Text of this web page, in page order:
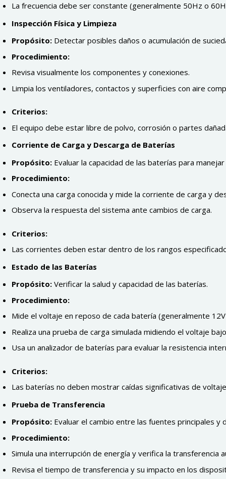
La frecuencia debe ser constante (generalmente 50Hz o
Inspección Física y Limpieza
Propósito:Detectar posibles daños o acumulación de
Procedimiento:
Revisa visualmente los componentes y conexiones.
Limpia los ventiladores, contactos y superficies con aire
Criterios:
El equipo debe estar libre de polvo, corrosión o partes
Corriente de Carga y Descarga de Baterías
Propósito:Evaluar la capacidad de las baterías para
Procedimiento:
Conecta una carga conocida y mide la corriente de carga y
Observa la respuesta del sistema ante cambios de carga.
Criterios:
Las corrientes deben estar dentro de los rangos
Estado de las Baterías
Propósito:Verificar la salud y capacidad de las baterías.
Procedimiento:
Mide el voltaje en reposo de cada batería (generalmente
Realiza una prueba de carga simulada midiendo el voltaje
Usa un analizador de baterías para evaluar la resistencia
Criterios:
Las baterías no deben mostrar caídas significativas de
Prueba de Transferencia
Propósito:Evaluar el cambio entre las fuentes principales y
Procedimiento:
Simula una interrupción de energía y verifica la transferencia
Revisa el tiempo de transferencia y su impacto en los